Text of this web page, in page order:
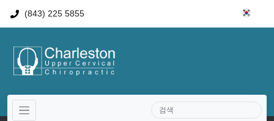
(843) 225 5855